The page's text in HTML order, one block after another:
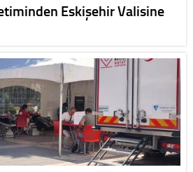
Eskişehir Valisine